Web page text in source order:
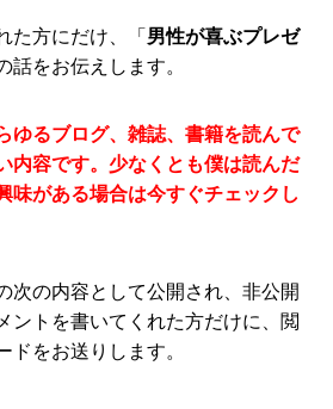
た方にだけ、「 男性が喜ぶプレゼ
話をお伝えします。
ゆるブログ、雑誌、書籍を読んで
内容です。少なくとも僕は読んだ
味がある場合は今すぐチェックし
次の内容として公開され、非公開
ントを書いてくれた方だけに、閲
ドをお送りします。